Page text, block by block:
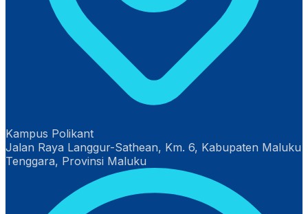
Kampus Polikant
Jalan Raya Langgur-Sathean, Km. 6, Kabupaten Maluku
Tenggara, Provinsi Maluku